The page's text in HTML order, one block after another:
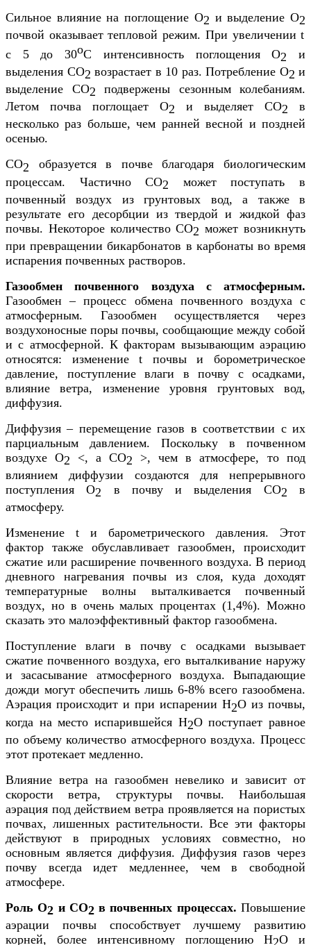
Сильное влияние на поглощение О2 и выделение О2
почвой оказывает тепловой режим. При увеличении t
с 5 до 30оС интенсивность поглощения О2 и
выделения СО2 возрастает в 10 раз. Потребление О2 и
выделение СО2 подвержены сезонным колебаниям.
Летом почва поглощает О2 и выделяет СО2 в
несколько раз больше, чем ранней весной и поздней
осенью.
СО2 образуется в почве благодаря биологическим
процессам. Частично СО2 может поступать в
почвенный воздух из грунтовых вод, а также в
результате его десорбции из твердой и жидкой фаз
почвы. Некоторое количество СО2 может возникнуть
при превращении бикарбонатов в карбонаты во время
испарения почвенных растворов.
Газообмен почвенного воздуха с атмосферным.
Газообмен – процесс обмена почвенного воздуха с
атмосферным. Газообмен осуществляется через
воздухоносные поры почвы, сообщающие между собой
и с атмосферной. К факторам вызывающим аэрацию
относятся: изменение t почвы и борометрическое
давление, поступление влаги в почву с осадками,
влияние ветра, изменение уровня грунтовых вод,
диффузия.
Диффузия – перемещение газов в соответствии с их
парциальным давлением. Поскольку в почвенном
воздухе О2 <, а СО2 >, чем в атмосфере, то под
влиянием диффузии создаются для непрерывного
поступления О2 в почву и выделения СО2 в
атмосферу.
Изменение t и барометрического давления. Этот
фактор также обуславливает газообмен, происходит
сжатие или расширение почвенного воздуха. В период
дневного нагревания почвы из слоя, куда доходят
температурные волны выталкивается почвенный
воздух, но в очень малых процентах (1,4%). Можно
сказать это малоэффективный фактор газообмена.
Поступление влаги в почву с осадками вызывает
сжатие почвенного воздуха, его выталкивание наружу
и засасывание атмосферного воздуха. Выпадающие
дожди могут обеспечить лишь 6-8% всего газообмена.
Аэрация происходит и при испарении Н2О из почвы,
когда на место испарившейся Н2О поступает равное
по объему количество атмосферного воздуха. Процесс
этот протекает медленно.
Влияние ветра на газообмен невелико и зависит от
скорости ветра, структуры почвы. Наибольшая
аэрация под действием ветра проявляется на пористых
почвах, лишенных растительности. Все эти факторы
действуют в природных условиях совместно, но
основным является диффузия. Диффузия газов через
почву всегда идет медленнее, чем в свободной
атмосфере.
Роль О2 и СО2в почвенных процессах.Повышение
аэрации почвы способствует лучшему развитию
корней, более интенсивному поглощению Н О и